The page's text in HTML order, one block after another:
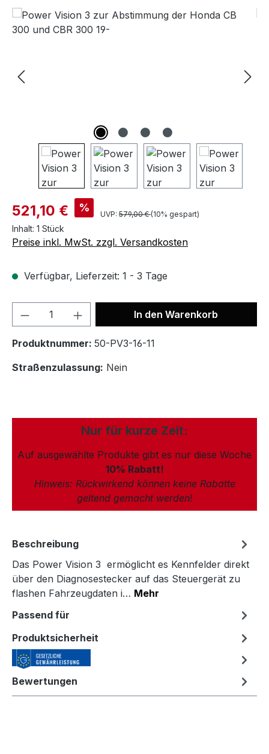
Bildergalerie überspringen
521,10 € %
UVP: 579,00 €(10% gespart)
Inhalt: 1 Stück
Preise inkl. MwSt. zzgl. Versandkosten
Verfügbar, Lieferzeit: 1 - 3 Tage
In den Warenkorb
Produktnummer: 50-PV3-16-11
Straßenzulassung: Nein
Nur für kurze Zeit:
Auf ausgewählte Produkte gibt es nur diese Woche
10% Rabatt!
Hinweis: Rückwirkend können keine Rabatte
geltend gemacht werden!
Beschreibung
Das Power Vision 3 ermöglicht es Kennfelder direkt
über den Diagnosestecker auf das Steuergerät zu
flashen Fahrzeugdaten i… Mehr
Passend für
Produktsicherheit
Bewertungen